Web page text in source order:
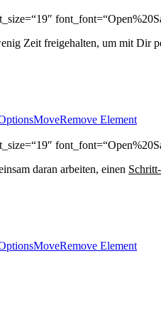
Zeit freigehalten, um mit Dir
MoveRemove Element
daran arbeiten, einen
MoveRemove Element